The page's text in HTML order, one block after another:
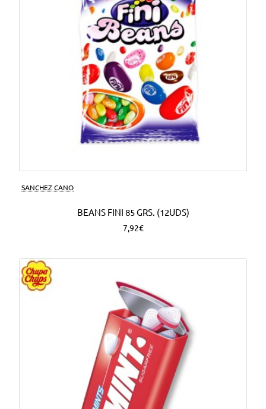
SANCHEZ CANO
BEANS FINI 85 GRS. (12UDS)
7,92€